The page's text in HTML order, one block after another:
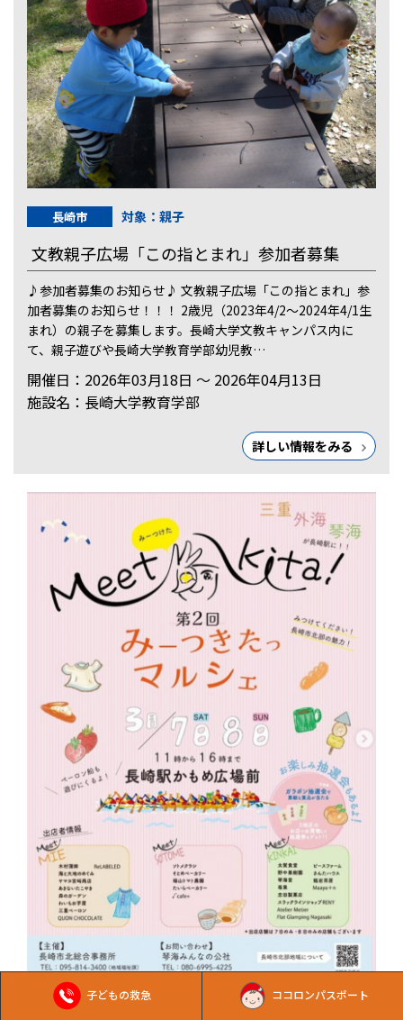
子どもの救急 ココロンパスポート
長崎市 対象：親子
文教親子広場「この指とまれ」参加者募集
♪参加者募集のお知らせ♪ 文教親子広場「この指とまれ」参
加者募集のお知らせ！！！ 2歳児（2023年4/2〜2024年4/1生
まれ）の親子を募集します。長崎大学文教キャンパス内に
て、親子遊びや長崎大学教育学部幼児教…
開催日：2026年03月18日 ～ 2026年04月13日
施設名：長崎大学教育学部
詳しい情報をみる
長崎市